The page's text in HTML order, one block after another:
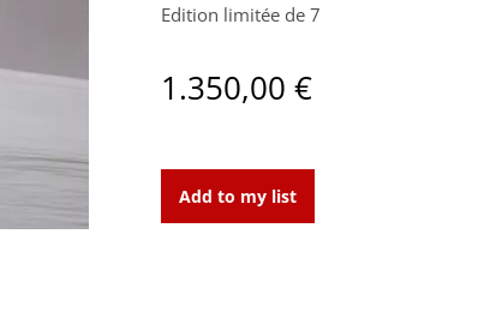
Edition limitée de 7
1.350,00 €
vie
privée
Add to my list